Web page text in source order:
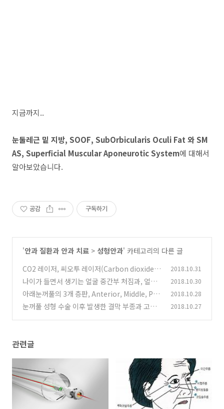
지금까지..
눈둘레근 밑 지방, SOOF, SubOrbicularis Oculi Fat 와 SM
AS, Superficial Muscular Aponeurotic System에 대해서
알아보았습니다.
공감 구독하기
'안과 질환과 안과 치료 > 성형안과' 카테고리의 다른 글
CO2 레이저, 씨오투 레이저(Carbon dioxide la
ser)를 이용한 눈꺼풀 성형술, 미용 수술 (1)
2018.10.31
나이가 들면서 생기는 얼굴 중간부 처짐과, 얼굴
중간부 올림술, Mid Face Lift 와 SOOF Lift
(0)
2018.10.30
아래눈꺼풀의 3개 층판, Anterior, Middle, Pos
terior Lamella of Lower lid 과 정상 구조 (1)
2018.10.28
눈꺼풀 성형 수술 이후 발생한 결막 부종과 고주
2018.10.27
관련글